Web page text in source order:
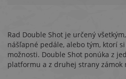
Rad Double Shot je určený
nášľapné pedále, alebo tým, ktorí
možnosti. Double Shot ponúka z
platformu a z druhej strany zámok